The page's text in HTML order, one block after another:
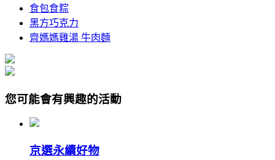
食包食粽
黑方巧克力
齊媽媽雞湯 牛肉麵
您可能會有興趣的活動
京選永續好物